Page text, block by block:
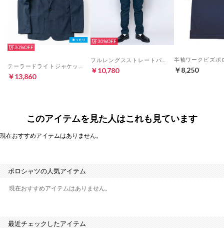
HOT30%
￥13,860
30%
￥10,780 ￥8,250
このアイテムを見た人はこれも見ています
現在おすすめアイテムはありません。
ポロシャツの人気アイテム
現在おすすめアイテムはありません。
最近チェックしたアイテム